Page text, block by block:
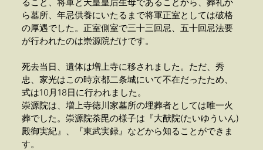
ること、将軍と天皇皇后生母であることから、葬礼か
ら墓所、年忌供養にいたるまで将軍正室としては破格
の厚遇でした。正室側室で三十三回忌、五十回忌法要
が行われたのは崇源院だけです。
死去当日、遺体は増上寺に移されました。ただ、秀
忠、家光はこの時京都二条城にいて不在だったため、
式は10月18日に行われました。
崇源院は、増上寺徳川家墓所の埋葬者としては唯一火
葬でした。崇源院荼毘の様子は『大猷院(たいゆういん)
殿御実紀』、『東武実録』などから知ることができま
す。